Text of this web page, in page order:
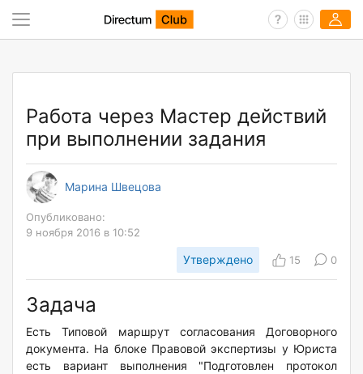
Работа через Мастер действий
при выполнении задания
Марина Швецова
Опубликовано:
9 ноября 2016 в 10:52
Утверждено 15 0
Задача
Есть Типовой маршрут согласования Договорного
документа. На блоке Правовой экспертизы у Юриста
есть вариант выполнения "Подготовлен протокол